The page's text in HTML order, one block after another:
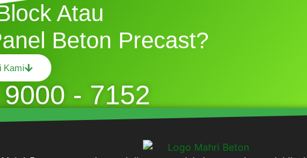
Atau
Beton Precast?
Kami
- 7152